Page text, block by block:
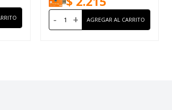
- +